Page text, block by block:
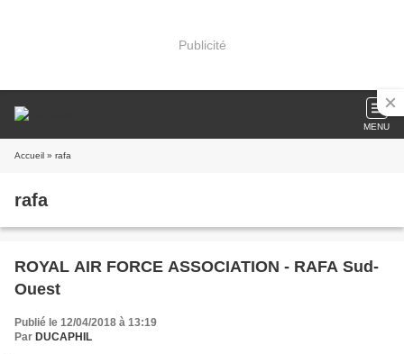
Publicité
MENU
Accueil » rafa
rafa
ROYAL AIR FORCE ASSOCIATION - RAFA Sud-
Ouest
Publié le 12/04/2018 à 13:19
Par DUCAPHIL